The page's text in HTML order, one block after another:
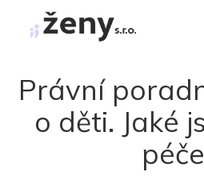
Právní
o děti. Jaké